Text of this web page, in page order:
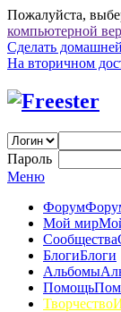
Пожалуйста,
компьютерной
Сделать домашней
На вторичном
Пароль
Меню
Форум
Мой мир
Сообщества
БлогиБлоги
Альбомы
Помощь
Творчество